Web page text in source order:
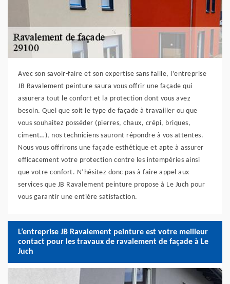
Avec son savoir-faire et son expertise sans faille, l’entreprise
JB Ravalement peinture saura vous offrir une façade qui
assurera tout le confort et la protection dont vous avez
besoin. Quel que soit le type de façade à travailler ou que
vous souhaitez posséder (pierres, chaux, crépi, briques,
ciment…), nos techniciens sauront répondre à vos attentes.
Nous vous offrirons une façade esthétique et apte à assurer
efficacement votre protection contre les intempéries ainsi
que votre confort. N’hésitez donc pas à faire appel aux
services que JB Ravalement peinture propose à Le Juch pour
vous garantir une entière satisfaction.
L’entreprise JB Ravalement peinture est votre meilleur
contact pour les travaux de ravalement de façade à Le
Juch